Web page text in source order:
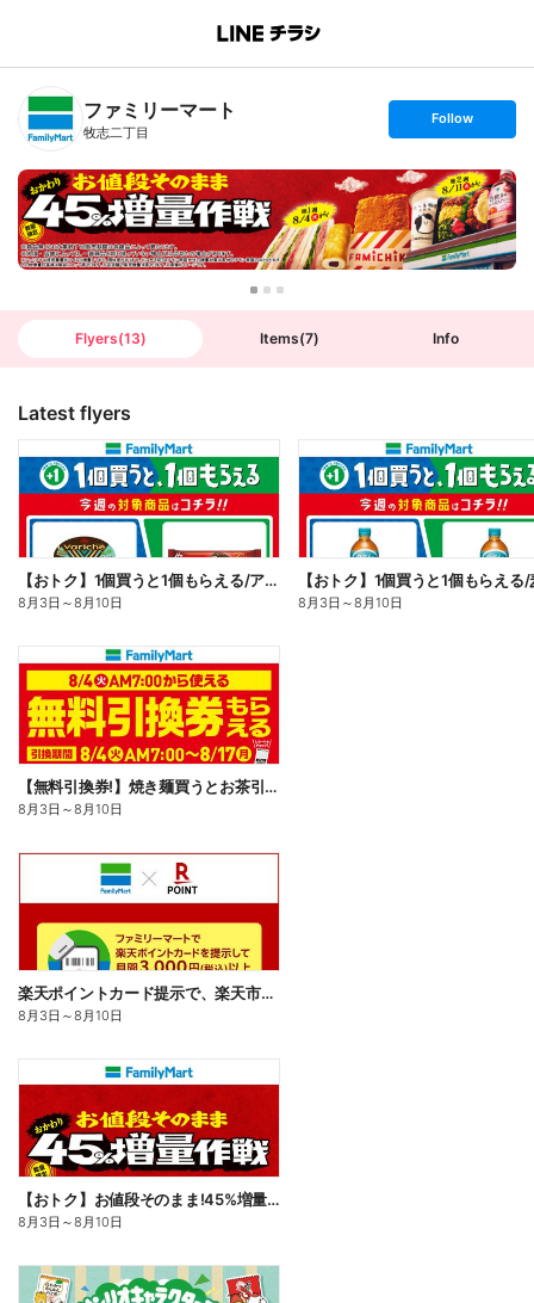
B
n
T
ファミリーマート
牧志二丁目
s
t
o
l
l
o
w
Follow
Flyers(13) Items(7) Info
Latest flyers
【おトク】1個買うと1個もらえる/アイス
8月3日 ～8月10日
【おトク】1個買うと1個もらえる
8月3日 ～8月10日
【無料引換券!】焼き麺買うとお茶引換券貰える!
8月3日 ～8月10日
楽天ポイントカード提示で、楽天市場でのお買い物がおトクに!
8月3日 ～8月10日
【おトク】お値段そのまま!45%増量作戦!
8月3日 ～8月10日